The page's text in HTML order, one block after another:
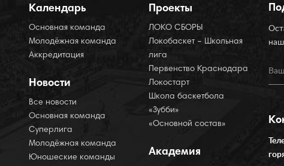
Календарь
Основная команда
Молодёжная команда
Аккредитация
Новости
Все новости
Основная команда
Суперлига
Молодёжная команда
Юношеские команды
Проекты
ЛОКО СБОРЫ
Локобаскет – Школьная
лига
Первенство Краснодара
Локостарт
Школа баскетбола
«Зубби»
«Основной состав»
Академия